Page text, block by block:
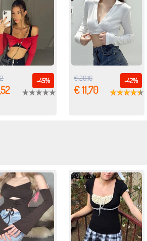
-45% -42%
€ 20,16
€ 11,70